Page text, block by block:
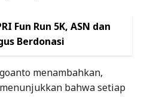
Fun Run 5K, ASN dan
Berdonasi
menambahkan,
bahwa setiap